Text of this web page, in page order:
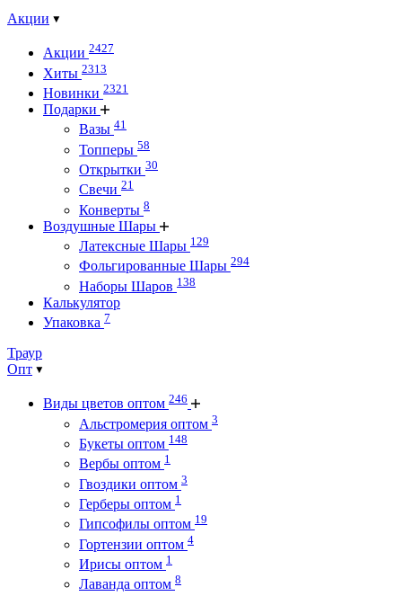
Акции
Акции 2427
Хиты 2313
Новинки 2321
Подарки
Вазы 41
Топперы 58
Открытки 30
Свечи 21
Конверты 8
Воздушные Шары
Латексные Шары 129
Фольгированные Шары 294
Наборы Шаров 138
Калькулятор
Упаковка 7
Траур
Опт
Виды цветов оптом 246
Альстромерия оптом 3
Букеты оптом 148
Вербы оптом 1
Гвоздики оптом 3
Герберы оптом 1
Гипсофилы оптом 19
Гортензии оптом 4
Ирисы оптом 1
Лаванда оптом 8